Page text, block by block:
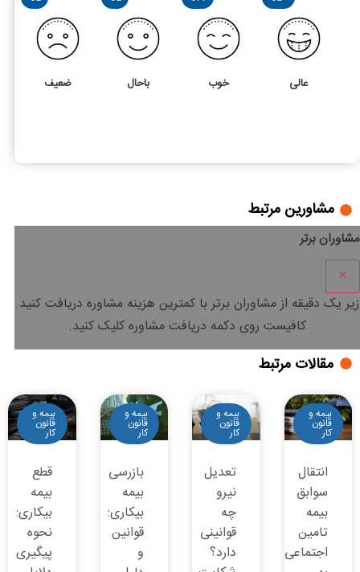
عالی خوب باحال ضعیف
مشاورین مرتبط
مشاوران برتر
×
زیر یک دقیقه از مشاوران برتر باکمترین هزینه مشاوره دریافت کنید.
کافیست روی دکمه دریافت مشاوره کلیک کنید.
مقالات مرتبط
بیمه و
قانون
کار
انتقال
سوابق
بیمه
تامین
اجتماعی
بیمه و
قانون
کار
تعدیل
نیرو
چه
قوانینی
دارد؟
بیمه و
قانون
کار
بازرسی
بیمه
بیکاری:
قوانین
و
بیمه و
قانون
کار
قطع
بیمه
بیکاری:
نحوه
پیگیری